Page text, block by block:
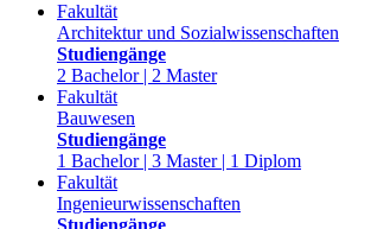
Fakultät
Architektur und Sozialwissenschaften
Studiengänge
2 Bachelor | 2 Master
Fakultät
Bauwesen
Studiengänge
1 Bachelor | 3 Master | 1 Diplom
Fakultät
Ingenieurwissenschaften
Studiengänge